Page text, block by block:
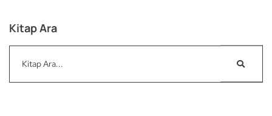
Kitap Ara